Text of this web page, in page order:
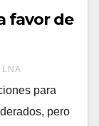
favor de
LNA
para
pero